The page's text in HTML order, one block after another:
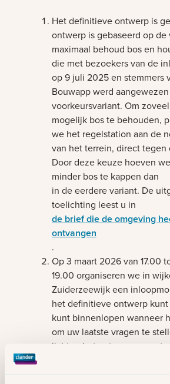
Het definitieve ontwerp is
ontwerp is gebaseerd op de
maximaal behoud bos en
die met bezoekers van de
op 9 juli 2025 en stemmers
Bouwapp werd
voorkeursvariant. Om zoveel
mogelijk bos te behouden,
we het regelstation aan de
van het terrein, direct tegen
Door deze keuze hoeven
minder bos te kappen dan
in de eerdere variant. De
toelichting leest u in
de brief die de omgeving
ontvangen
.
Bezig met laden
Op 3 maart 2026 van 17.00
19.00 organiseren we in
Zuiderzeewijk een
het definitieve ontwerp
kunt binnenlopen wanneer
om uw laatste vragen te
lichten het ontwerp graag toe.